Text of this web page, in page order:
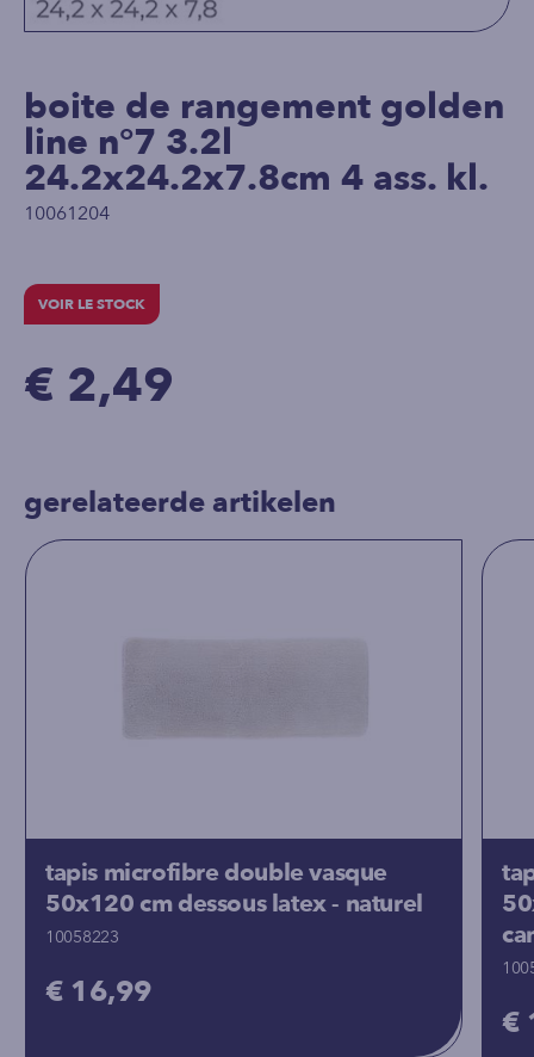
boite de rangement golden
line n°7 3.2l
24.2x24.2x7.8cm 4 ass. kl.
10061204
VOIR LE STOCK
€ 2,49
gerelateerde artikelen
tapis microfibre double vasque
50x120 cm dessous latex - naturel
10058223
€ 16,99
€